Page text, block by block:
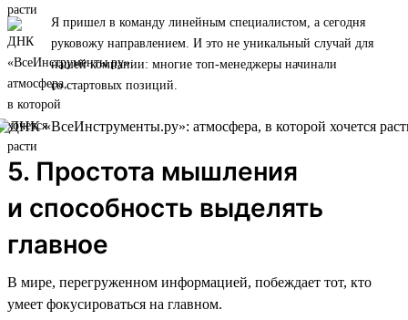
Я пришел в команду линейным специалистом, а сегодня
руковожу направлением. И это не уникальный случай для
нашей компании: многие топ-менеджеры начинали
со стартовых позиций.
5. Простота мышления
и способность выделять
главное
В мире, перегруженном информацией, побеждает тот, кто
умеет фокусироваться на главном.